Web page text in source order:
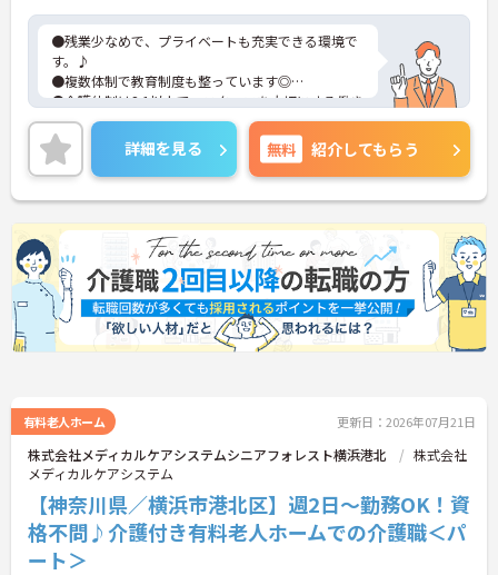
フの貢献をしっかりと評価し還元する体制が整って
います
●残業少なめで、プライベートも充実できる環境で
す。♪
●複数体制で教育制度も整っています◎
●介護体制は2:1以上で、スタッフを大切にする働き
やすい環境です★
詳細を見る 無料 紹介してもらう
有料老人ホーム 更新日：2026年07月21日
株式会社メディカルケアシステムシニアフォレスト横浜港北
株式会社
メディカルケアシステム
【神奈川県／横浜市港北区】週2日～勤務OK！資
格不問♪介護付き有料老人ホームでの介護職＜パ
ート＞